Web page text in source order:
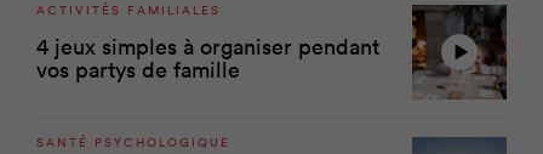
ACTIVITÉS FAMILIALES
4 jeux simples à organiser pendant
vos partys de famille
SANTÉ PSYCHOLOGIQUE